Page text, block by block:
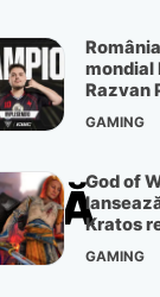
mondial
Razvan
câștigă
GAMING
God of
Kratos
God of
GAMING